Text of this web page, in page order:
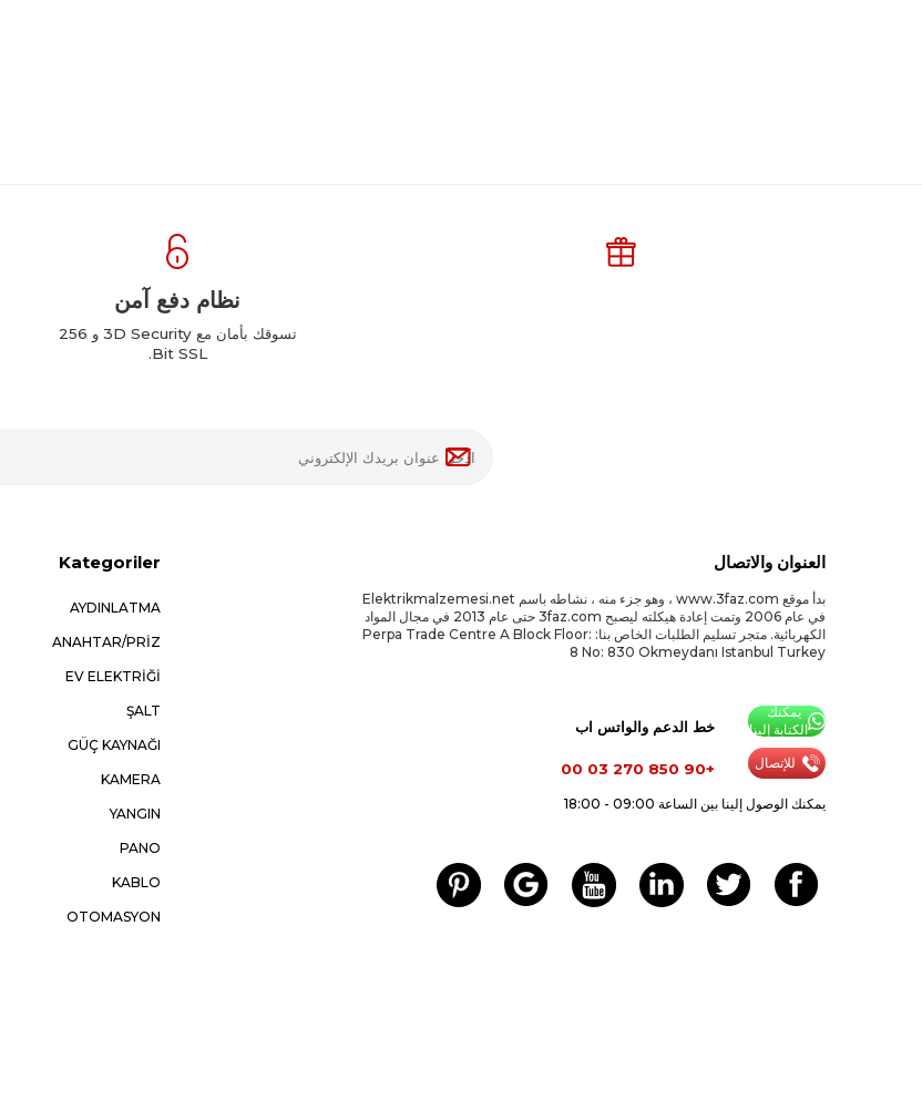
نظام دفع آمن
تسوقك بأمان مع 3D Security و 256
Bit SSL.
العنوان والاتصال
بدأ موقع www.3faz.com ، وهو جزء منه ، نشاطه باسم Elektrikmalzemesi.net
في عام 2006 وتمت إعادة هيكلته ليصبح 3faz.com حتى عام 2013 في مجال المواد
الكهربائية. متجر تسليم الطلبات الخاص بنا: Perpa Trade Centre A Block Floor:
8 No: 830 Okmeydanı Istanbul Turkey
يمكنك
الكتابة إلينا
خط الدعم والواتس اب
للإتصال +90 850 270 03 00
يمكنك الوصول إلينا بين الساعة 09:00 - 18:00
Kategoriler
AYDINLATMA
ANAHTAR/PRİZ
EV ELEKTRİĞİ
ŞALT
GÜÇ KAYNAĞI
KAMERA
YANGIN
PANO
KABLO
OTOMASYON